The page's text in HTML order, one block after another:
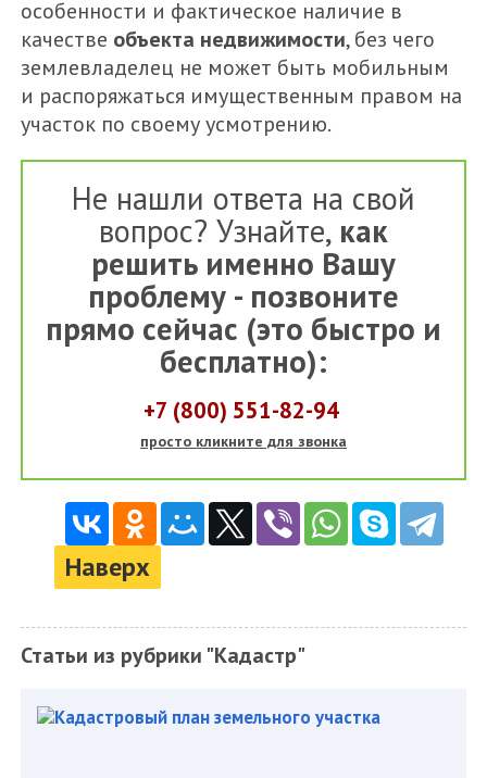
особенности и фактическое наличие в
качестве объекта недвижимости, без чего
землевладелец не может быть мобильным
и распоряжаться имущественным правом на
участок по своему усмотрению.
Не нашли ответа на свой
вопрос? Узнайте, как
решить именно Вашу
проблему - позвоните
прямо сейчас (это быстро и
бесплатно):
+7 (800) 551-82-94
просто кликните для звонка
Наверх
Статьи из рубрики "Кадастр"